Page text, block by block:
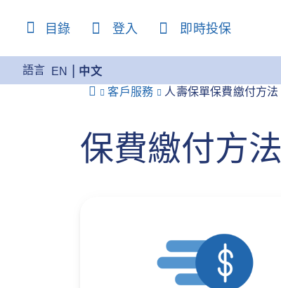
目錄 登入 即時投保
語言 EN
中文
客戶服務
人壽保單保費繳付方法
保費繳付方法